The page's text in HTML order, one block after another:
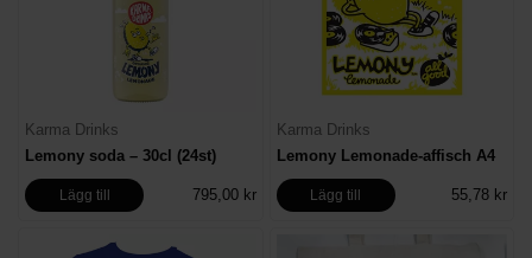
Karma Drinks
Lemony soda – 30cl (24st)
Lägg till 795,00 kr
Karma Drinks
Lemony Lemonade-affisch A4
Lägg till 55,78 kr